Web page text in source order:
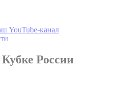
YouTube-канал
России